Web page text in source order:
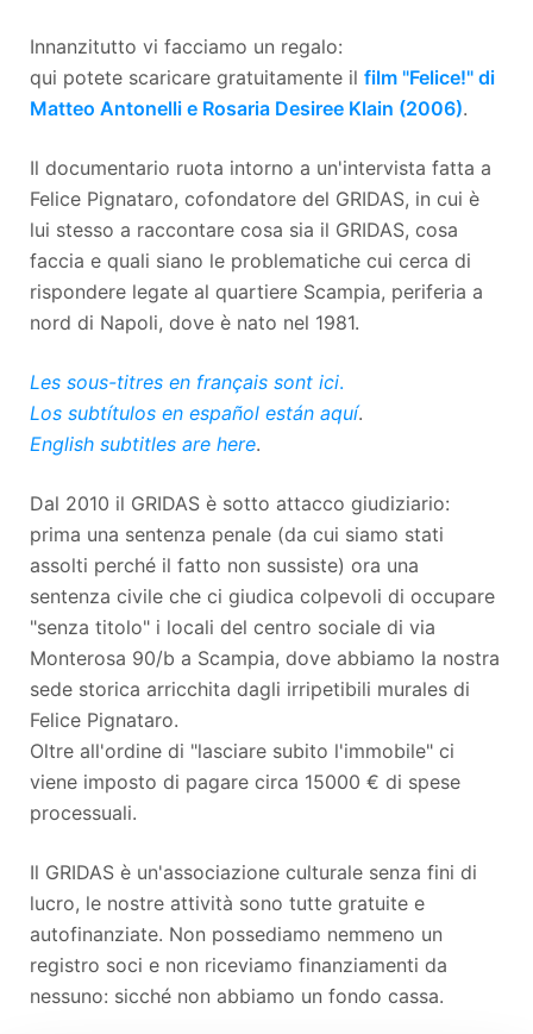
Innanzitutto vi facciamo un regalo:
qui potete scaricare gratuitamente il film "Felice!" di
Matteo Antonelli e Rosaria Desiree Klain (2006).
Il documentario ruota intorno a un'intervista fatta a
Felice Pignataro, cofondatore del GRIDAS, in cui è
lui stesso a raccontare cosa sia il GRIDAS, cosa
faccia e quali siano le problematiche cui cerca di
rispondere legate al quartiere Scampia, periferia a
nord di Napoli, dove è nato nel 1981.
Les sous-titres en français sont ici.
Los subtítulos en español están aquí.
English subtitles are here.
Dal 2010 il GRIDAS è sotto attacco giudiziario:
prima una sentenza penale (da cui siamo stati
assolti perché il fatto non sussiste) ora una
sentenza civile che ci giudica colpevoli di occupare
"senza titolo" i locali del centro sociale di via
Monterosa 90/b a Scampia, dove abbiamo la nostra
sede storica arricchita dagli irripetibili murales di
Felice Pignataro.
Oltre all'ordine di "lasciare subito l'immobile" ci
viene imposto di pagare circa 15000 € di spese
processuali.
Il GRIDAS è un'associazione culturale senza fini di
lucro, le nostre attività sono tutte gratuite e
autofinanziate. Non possediamo nemmeno un
registro soci e non riceviamo finanziamenti da
nessuno: sicché non abbiamo un fondo cassa.